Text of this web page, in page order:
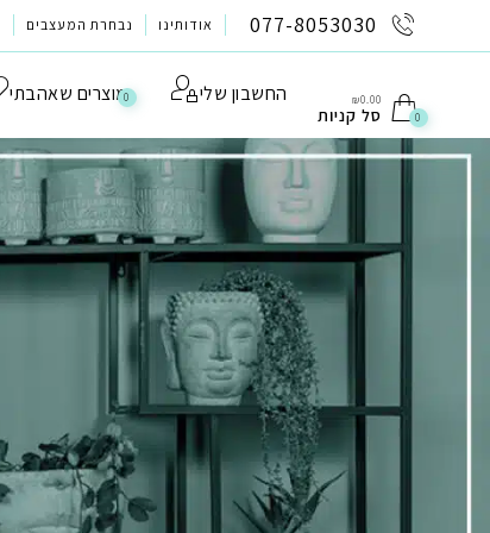
077-8053030 אודותינו נבחרת המעצבים
0מוצרים שאהבתי החשבון שלי ₪0.00
סל קניות 0